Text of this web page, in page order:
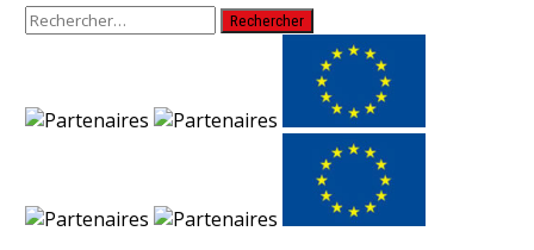
Rechercher :